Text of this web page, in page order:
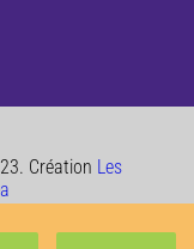
Création Les